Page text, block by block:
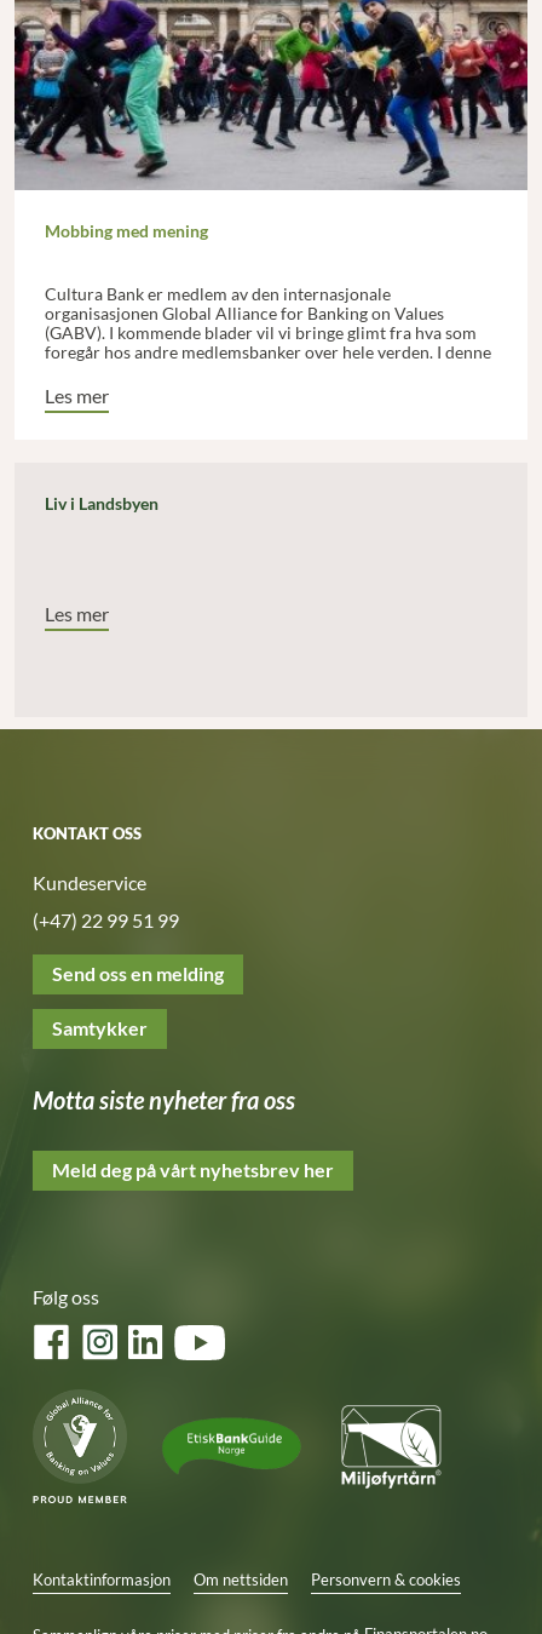
Mobbing med mening
Cultura Bank er medlem av den internasjonale
organisasjonen Global Alliance for Banking on Values
(GABV). I kommende blader vil vi bringe glimt fra hva som
foregår hos andre medlemsbanker over hele verden. I denne
kanadiske banken Vancitiy, som har startet en kampanje for
å støtte en lokal bedrift med gode sosiale eller miljømessige
Les mer
Liv i Landsbyen
Les mer
KONTAKT OSS
Kundeservice
(+47) 22 99 51 99
Send oss en melding
Samtykker
Motta siste nyheter fra oss
Meld deg på vårt nyhetsbrev her
Følg oss
FacebookInstagramLinkedInYouTube
Kontaktinformasjon Om nettsiden Personvern & cookies